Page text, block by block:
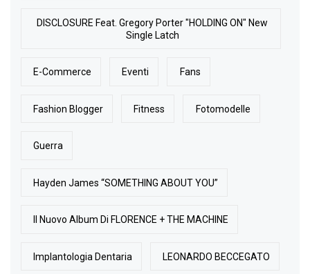
DISCLOSURE Feat. Gregory Porter "HOLDING ON" New
Single Latch
E-Commerce Eventi Fans
Fashion Blogger Fitness Fotomodelle
Guerra
Hayden James “SOMETHING ABOUT YOU”
Il Nuovo Album Di FLORENCE + THE MACHINE
Implantologia Dentaria LEONARDO BECCEGATO